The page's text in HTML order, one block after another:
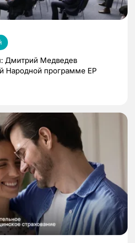
Дмитрий Медведев
Народной программе ЕР